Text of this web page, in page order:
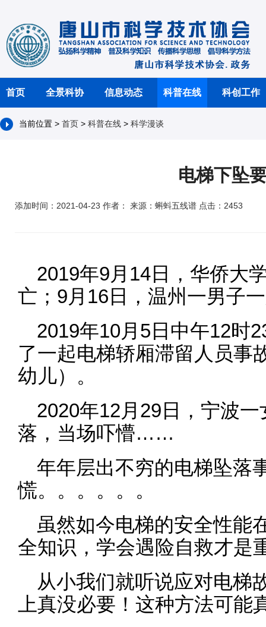
首页 全景科协 信息动态 科普在线 科创工作
当前位置 > 首页 > 科普在线 > 科学漫谈
电梯下坠
添加时间：2021-04-23 作者： 来源：蝌蚪五线谱 点击：2453
2019年9月14日，华侨大
亡；9月16日，温州一男子
2019年10月5日中午12时
了一起电梯轿厢滞留人员事
幼儿）。
2020年12月29日，宁波
落，当场吓懵……
年年层出不穷的电梯坠落
慌。。。。。。
虽然如今电梯的安全性能
全知识，学会遇险自救才是
从小我们就听说应对电梯
上真没必要！这种方法可能